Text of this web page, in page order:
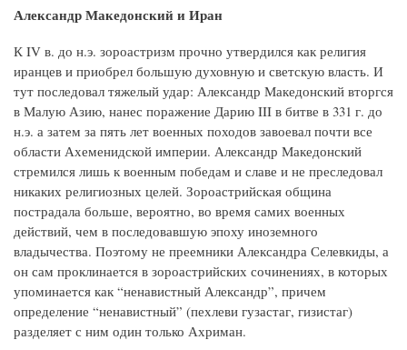
Александр Македонский и Иран
К IV в. до н.э. зороастризм прочно утвердился как религия
иранцев и приобрел большую духовную и светскую власть. И
тут последовал тяжелый удар: Александр Македонский вторгся
в Малую Азию, нанес поражение Дарию III в битве в 331 г. до
н.э. а затем за пять лет военных походов завоевал почти все
области Ахеменидской империи. Александр Македонский
стремился лишь к военным победам и славе и не преследовал
никаких религиозных целей. Зороастрийская община
пострадала больше, вероятно, во время самих военных
действий, чем в последовавшую эпоху иноземного
владычества. Поэтому не преемники Александра Селевкиды, а
он сам проклинается в зороастрийских сочинениях, в которых
упоминается как “ненавистный Александр”, причем
определение “ненавистный” (пехлеви гузастаг, гизистаг)
разделяет с ним один только Ахриман.